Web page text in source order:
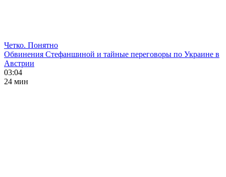
Четко. Понятно
Обвинения Стефаншиной и тайные переговоры по Украине в
Австрии
03:04
24 мин